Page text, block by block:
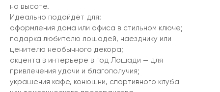
на высоте.
Идеально подойдёт для:
оформления дома или офиса в стильном ключе;
подарка любителю лошадей, наезднику или
ценителю необычного декора;
акцента в интерьере в год Лошади — для
привлечения удачи и благополучия;
украшения кафе, конюшни, спортивного клуба